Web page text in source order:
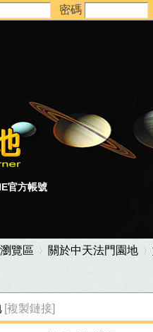
密碼
官方帳號
覽區
›
關於中天法門園地
[複製鏈接]